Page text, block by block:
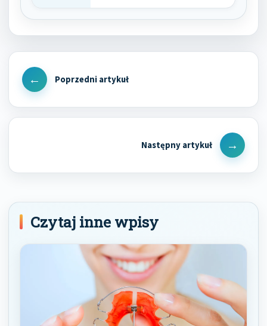
Nawigacja
wpisu
Previous
Next
Post
Czytaj inne wpisy